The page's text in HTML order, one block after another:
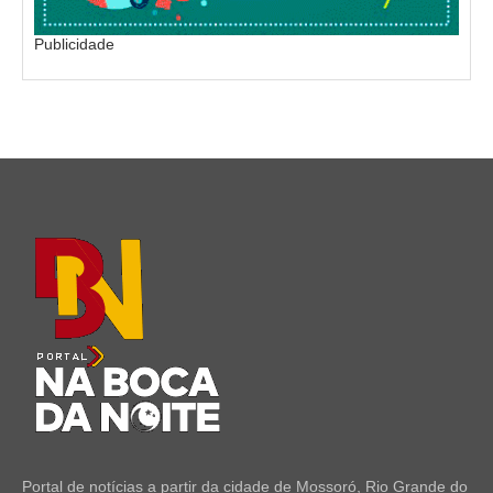
Publicidade
Portal de notícias a partir da cidade de Mossoró, Rio Grande do